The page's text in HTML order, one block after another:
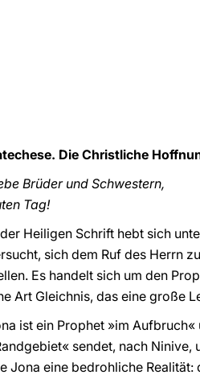
Die Christliche
Brüder und Schwestern,
Tag!
Heiligen Schrift hebt sich
sich dem Ruf des Herrn
Es handelt sich um den
Art Gleichnis, das eine große
ist ein Prophet »im
sendet, nach
Jona eine bedrohliche